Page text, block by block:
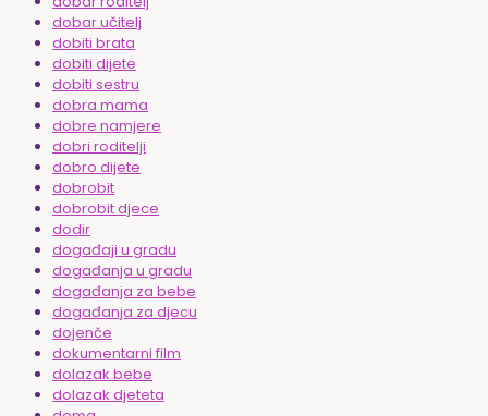
dobar učitelj
dobiti brata
dobiti dijete
dobiti sestru
dobra mama
dobre namjere
dobri roditelji
dobro dijete
dobrobit
dobrobit djece
dodir
događaji u gradu
događanja u gradu
događanja za bebe
događanja za djecu
dojenče
dokumentarni film
dolazak bebe
dolazak djeteta